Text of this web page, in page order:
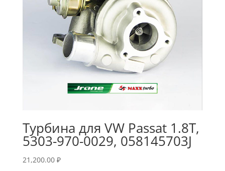
Турбина для VW Passat 1.8T,
5303-970-0029, 058145703J
21,200.00 ₽